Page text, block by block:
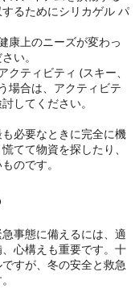
るためにシリカゲル パ
康上のニーズが変わっ
い。
ティビティ (スキー、
場合は、アクティビテ
してください。
必要なときに完全に機
てて物資を探したり、
のです。
事態に備えるには、適
心構えも重要です。十
すが、冬の安全と救急